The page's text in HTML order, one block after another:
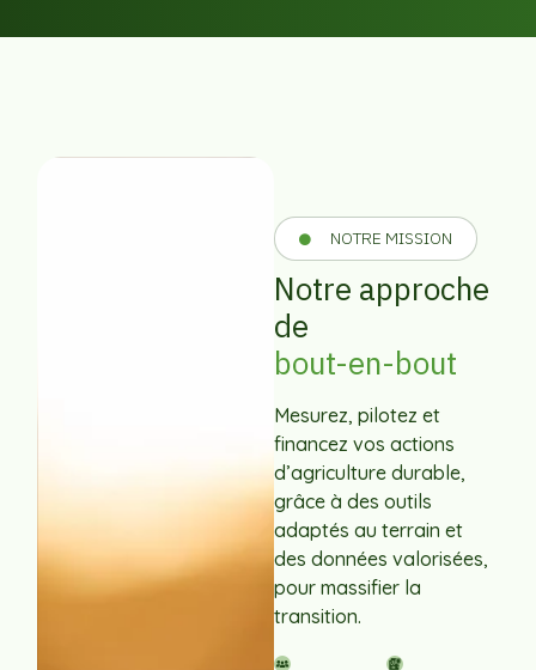
NOTRE MISSION
Notre approche
de
bout-en-bout
Mesurez, pilotez et
financez vos actions
d’agriculture durable,
grâce à des outils
adaptés au terrain et
des données valorisées,
pour massifier la
transition.